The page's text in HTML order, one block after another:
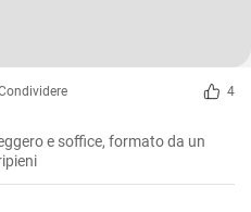
4
e soffice, formato da un